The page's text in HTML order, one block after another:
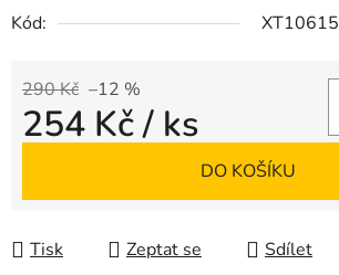
Kód:
XT10615
290 Kč –12 %
254 Kč/ ks
DO KOŠÍKU
Tisk Zeptat se Sdílet